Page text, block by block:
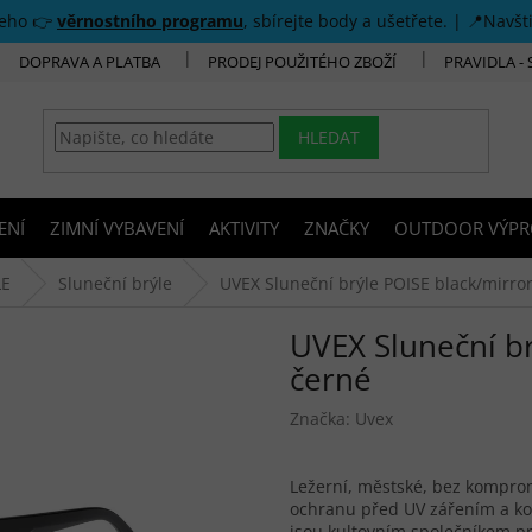
👉 věrnostního programu, sbírejte body a ušetřete. |
DOPRAVA A PLATBA PRODEJ POUŽITÉHO ZBOŽÍ PRAVIDLA -
HLEDAT
ZIMNÍ VYBAVENÍ AKTIVITY ZNAČKY OUTDOOR
Sluneční brýle UVEX Sluneční brýle POISE black/
UVEX Sluneční
černé
Značka: Uvex
Ležerní, městské, bez
ochranu před UV zářením a